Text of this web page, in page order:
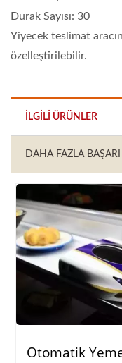
Durak Sayısı: 30
Yiyecek teslimat
özelleştirilebilir.
İLGILI ÜRÜNLER
DAHA FAZLA BAŞARI
Otomatik